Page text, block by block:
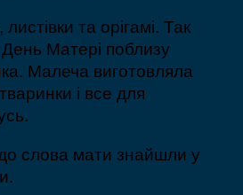
та орігамі. Так
Матері поблизу
Малеча виготовляла
і все для
слова мати знайшли у